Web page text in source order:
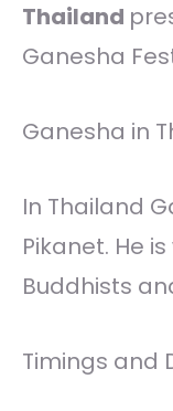
Thailand
Ganesha
Ganesha in
In Thailand
Pikanet. He
Buddhists
Timings and